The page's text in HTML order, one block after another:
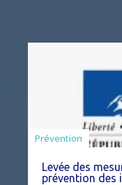
Préfecture
Prévention
Levée des
prévention des